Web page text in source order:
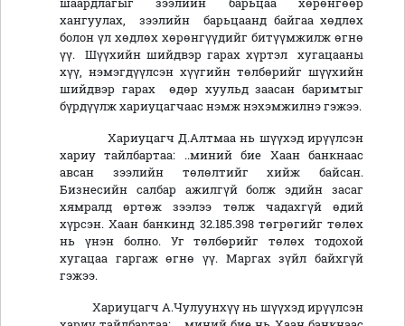
шаардлагыг зээлийн барьцаа хөрөнгөөр
хангуулах, зээлийн барьцаанд байгаа хөдлөх
болон үл хөдлөх хөрөнгүүдийг битүүмжилж өгнө
үү. Шүүхийн шийдвэр гарах хүртэл хугацааны
хүү, нэмэгдүүлсэн хүүгийн төлбөрийг шүүхийн
шийдвэр гарах өдөр хуульд заасан баримтыг
бүрдүүлж хариуцагчаас нэмж нэхэмжилнэ гэжээ.
Хариуцагч Д.Алтмаа нь шүүхэд ирүүлсэн
хариу тайлбартаа: ..миний бие Хаан банкнаас
авсан зээлийн төлөлтийг хийж байсан.
Бизнесийн салбар ажилгүй болж эдийн засаг
хямралд өртөж зээлээ төлж чадахгүй өдий
хүрсэн. Хаан банкинд 32.185.398 төгрөгийг төлөх
нь үнэн болно. Уг төлбөрийг төлөх тодохой
хугацаа гаргаж өгнө үү. Маргах зүйл байхгүй
гэжээ.
Хариуцагч А.Чулуунхүү нь шүүхэд ирүүлсэн